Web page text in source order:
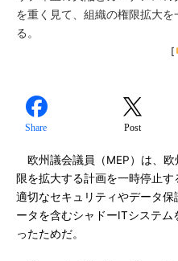
を重く見て、組織の権限拡大
る。
[
Share Post
欧州議会議員（MEP）は、
限を拡大する計画を一時停止
適切なセキュリティやデータ
ータを含むシャドーITシステ
ったためだ。